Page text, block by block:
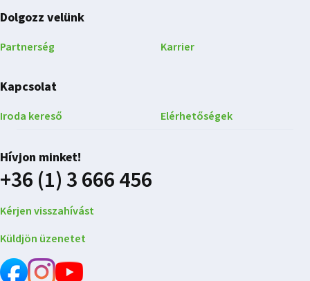
Dolgozz velünk
Partnerség Karrier
Kapcsolat
Iroda kereső Elérhetőségek
Hívjon minket!
+36 (1) 3 666 456
Kérjen visszahívást
Küldjön üzenetet